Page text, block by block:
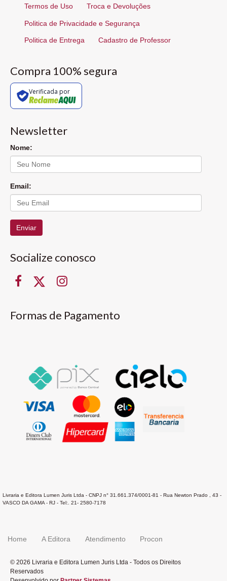
Termos de Uso Troca e Devoluções
Politica de Privacidade e Segurança
Politica de Entrega Cadastro de Professor
Compra 100% segura
Verificada por
Newsletter
Nome:
Email:
Enviar
Socialize conosco
Formas de Pagamento
Livraria e Editora Lumen Juris Ltda - CNPJ n° 31.661.374/0001-81 - Rua Newton Prado , 43 -
VASCO DA GAMA - RJ - Tel:. 21- 2580-7178
Home A Editora Atendimento Procon
© 2026 Livraria e Editora Lumen Juris Ltda - Todos os Direitos
Reservados